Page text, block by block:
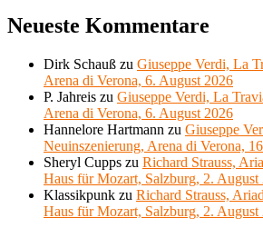
Neueste Kommentare
Dirk Schauß zu Giuseppe Verdi, La
Arena di Verona, 6. August 2026
P. Jahreis zu Giuseppe Verdi, La
Arena di Verona, 6. August 2026
Hannelore Hartmann zu Giuseppe
Neuinszenierung, Arena di Verona,
Sheryl Cupps zu Richard Strauss,
Haus für Mozart, Salzburg, 2. August
Klassikpunk zu Richard Strauss,
Haus für Mozart, Salzburg, 2. August